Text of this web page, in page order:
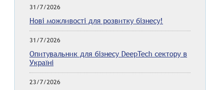
31/7/2026
Нові можливості для розвитку бізнесу!
31/7/2026
Опитувальник для бізнесу DeepTech сектору в
Україні
23/7/2026